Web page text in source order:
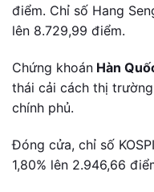
điểm. Chỉ số Hang
lên 8.729,99 điểm.
Chứng khoán Hàn
thái cải cách thị
chính phủ.
Đóng cửa, chỉ số
1,80% lên 2.946,66